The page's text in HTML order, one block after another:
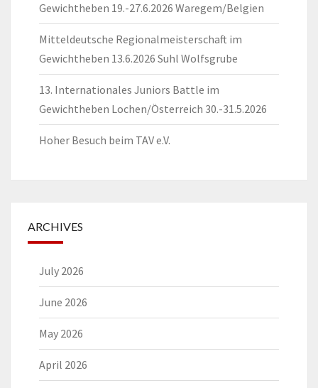
Gewichtheben 19.-27.6.2026 Waregem/Belgien
Mitteldeutsche Regionalmeisterschaft im
Gewichtheben 13.6.2026 Suhl Wolfsgrube
13. Internationales Juniors Battle im
Gewichtheben Lochen/Österreich 30.-31.5.2026
Hoher Besuch beim TAV e.V.
ARCHIVES
July 2026
June 2026
May 2026
April 2026